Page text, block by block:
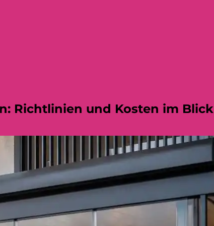
Richtlinien und Kosten im Blick